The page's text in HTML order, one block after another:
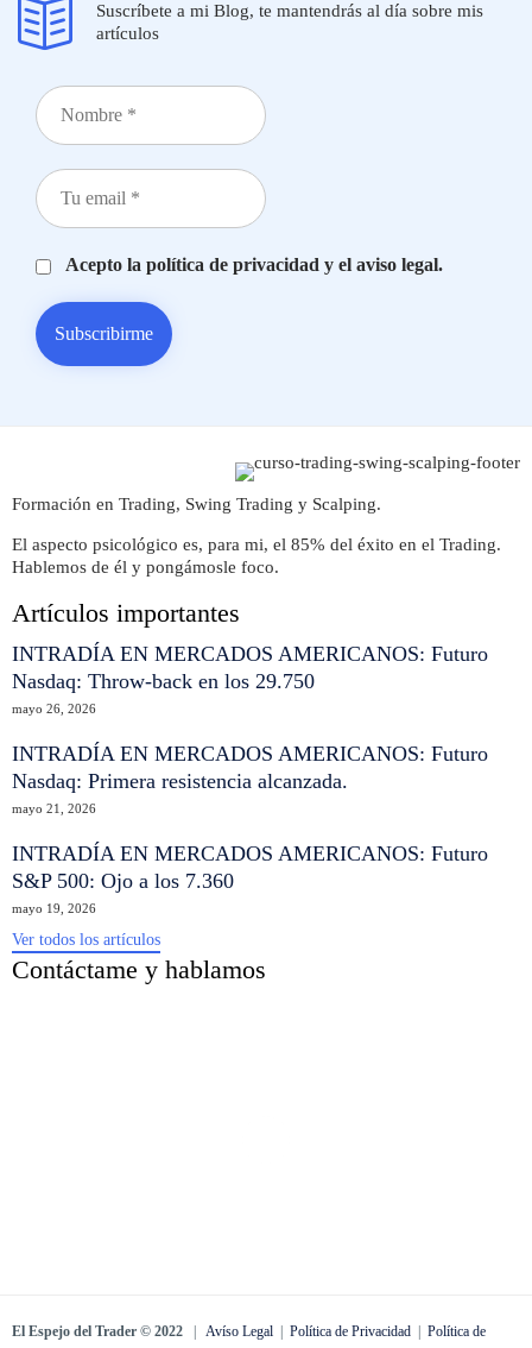
Suscríbete a mi Blog, te mantendrás al día sobre mis
artículos
Acepto la política de privacidad y el aviso legal.
Formación en Trading, Swing Trading y Scalping.
El aspecto psicológico es, para mi, el 85% del éxito en el Trading.
Hablemos de él y pongámosle foco.
Artículos importantes
INTRADÍA EN MERCADOS AMERICANOS: Futuro
Nasdaq: Throw-back en los 29.750
mayo 26, 2026
INTRADÍA EN MERCADOS AMERICANOS: Futuro
Nasdaq: Primera resistencia alcanzada.
mayo 21, 2026
INTRADÍA EN MERCADOS AMERICANOS: Futuro
S&P 500: Ojo a los 7.360
mayo 19, 2026
Ver todos los artículos
Contáctame y hablamos
El Espejo del Trader © 2022 | Avíso Legal | Política de Privacidad | Política de